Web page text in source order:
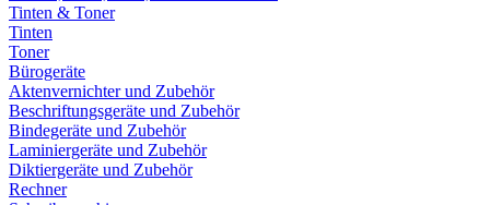
Tinten & Toner
Tinten
Toner
Bürogeräte
Aktenvernichter und Zubehör
Beschriftungsgeräte und Zubehör
Bindegeräte und Zubehör
Laminiergeräte und Zubehör
Diktiergeräte und Zubehör
Rechner